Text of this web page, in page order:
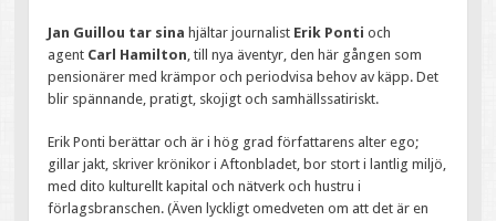
Jan Guillou tar sina hjältar journalist Erik Ponti och
agent Carl Hamilton , till nya äventyr, den här gången som
pensionärer med krämpor och periodvisa behov av käpp. Det
blir spännande, pratigt, skojigt och samhällssatiriskt.
Erik Ponti berättar och är i hög grad författarens alter ego;
gillar jakt, skriver krönikor i Aftonbladet, bor stort i lantlig miljö,
med dito kulturellt kapital och nätverk och hustru i
förlagsbranschen. (Även lyckligt omedveten om att det är en